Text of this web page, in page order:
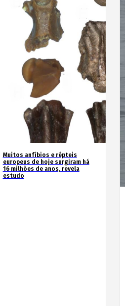
Muitos anfíbios e répteis
europeus de hoje surgiram há
16 milhões de anos, revela
estudo